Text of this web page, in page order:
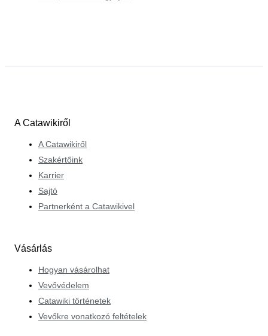
A Catawikiről
A Catawikiről
Szakértőink
Karrier
Sajtó
Partnerként a Catawikivel
Vásárlás
Hogyan vásárolhat
Vevővédelem
Catawiki történetek
Vevőkre vonatkozó feltételek